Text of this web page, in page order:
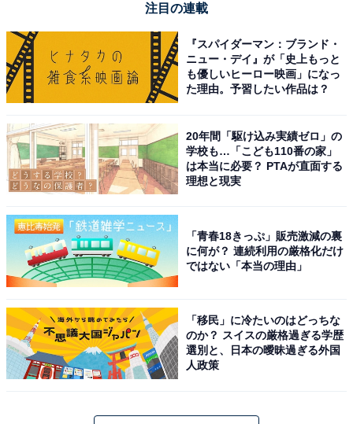
注目の連載
『スパイダーマン：ブランド・
ニュー・デイ』が「史上もっと
も優しいヒーロー映画」になっ
た理由。予習したい作品は？
20年間「駆け込み実績ゼロ」の
学校も…「こども110番の家」
は本当に必要？ PTAが直面する
理想と現実
「青春18きっぷ」販売激減の裏
に何が？ 連続利用の厳格化だけ
ではない「本当の理由」
「移民」に冷たいのはどっちな
のか？ スイスの厳格過ぎる学歴
選別と、日本の曖昧過ぎる外国
人政策